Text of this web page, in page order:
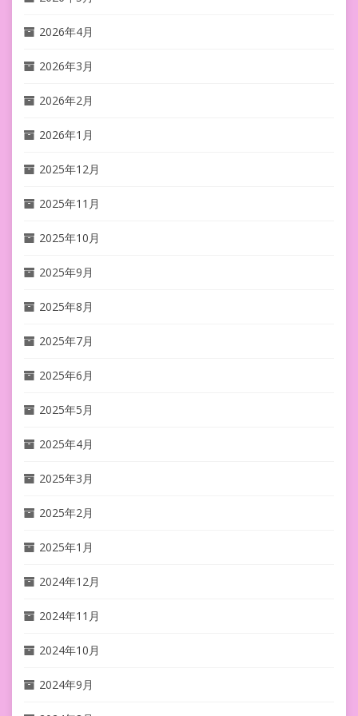
2026年4月
2026年3月
2026年2月
2026年1月
2025年12月
2025年11月
2025年10月
2025年9月
2025年8月
2025年7月
2025年6月
2025年5月
2025年4月
2025年3月
2025年2月
2025年1月
2024年12月
2024年11月
2024年10月
2024年9月